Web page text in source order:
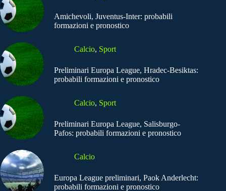
Amichevoli, Juventus-Inter: probabili
formazioni e pronostico
Calcio, Sport
Preliminari Europa League, Hradec-Besiktas:
probabili formazioni e pronostico
Calcio, Sport
Preliminari Europa League, Salisburgo-
Pafos: probabili formazioni e pronostico
Calcio
Europa League preliminari, Paok Anderlecht:
probabili formazioni e pronostico